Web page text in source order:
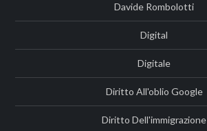
Davide Rombolotti
Digital
Digitale
Diritto All'oblio Google
Diritto Dell'immigrazione